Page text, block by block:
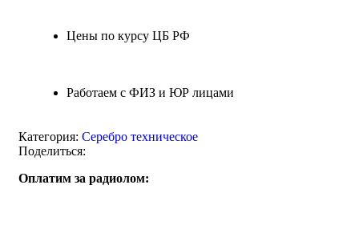
Цены по курсу ЦБ РФ
Работаем с ФИЗ и ЮР лицами
Категория: Серебро техническое
Поделиться:
Оплатим за радиолом: